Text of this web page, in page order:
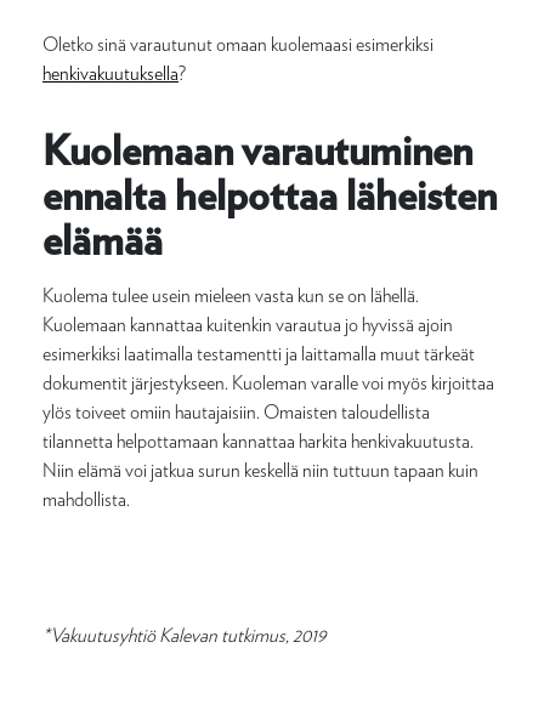
Oletko sinä varautunut omaan kuolemaasi esimerkiksi
henkivakuutuksella?
Kuolemaan varautuminen
ennalta helpottaa läheisten
elämää
Kuolema tulee usein mieleen vasta kun se on lähellä.
Kuolemaan kannattaa kuitenkin varautua jo hyvissä ajoin
esimerkiksi laatimalla testamentti ja laittamalla muut tärkeät
dokumentit järjestykseen. Kuoleman varalle voi myös kirjoittaa
ylös toiveet omiin hautajaisiin. Omaisten taloudellista
tilannetta helpottamaan kannattaa harkita henkivakuutusta.
Niin elämä voi jatkua surun keskellä niin tuttuun tapaan kuin
mahdollista.
*Vakuutusyhtiö Kalevan tutkimus, 2019